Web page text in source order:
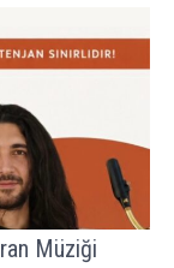
Müziği